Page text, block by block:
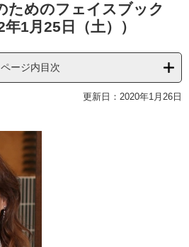
ためのフェイスブック
1月25日（土））
ページ内目次
更新日：2020年1月26日